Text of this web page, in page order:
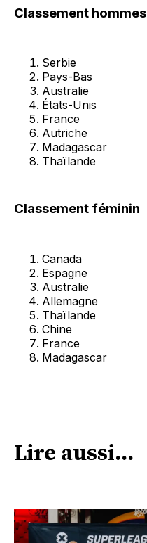
Classement hommes
Serbie
Pays-Bas
Australie
États-Unis
France
Autriche
Madagascar
Thaïlande
Classement féminin
Canada
Espagne
Australie
Allemagne
Thaïlande
Chine
France
Madagascar
Lire aussi...